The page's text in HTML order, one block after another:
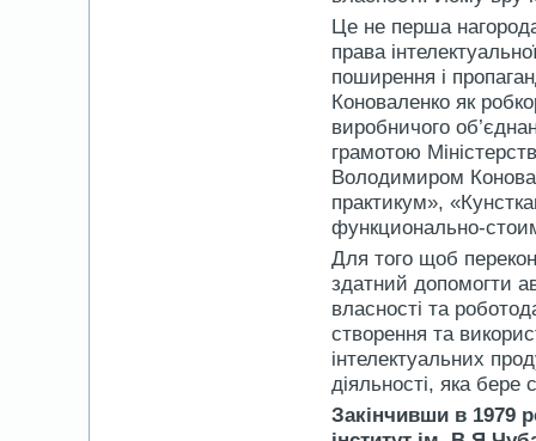
Це не перша
права
поширення і
Коноваленко як
виробничого
грамотою
Володимиром
практикум»,
функционально-
Для того щоб
здатний допомогти
власності та
створення та
інтелектуальних
діяльності, яка
Закінчивши в 1979